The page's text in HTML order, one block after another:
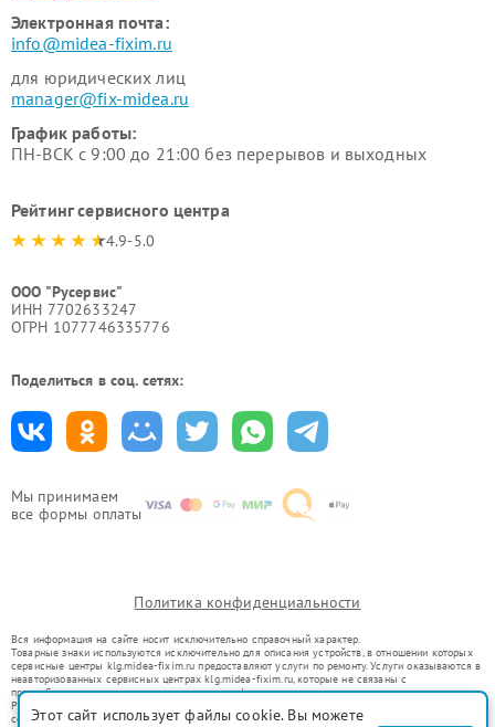
Мы принимаем
все формы оплаты
Электронная почта:
info@midea-fixim.ru
для юридических лиц
manager@fix-midea.ru
График работы:
ПН-ВСК с 9:00 до 21:00 без перерывов и выходных
Рейтинг сервисного центра
4.9-5.0
ООО "Русервис"
ИНН 7702633247
ОГРН 1077746335776
Поделиться в соц. сетях:
Политика конфиденциальности
Вся информация на сайте носит исключительно справочный характер.
Товарные знаки используются исключительно для описания устройств, в отношении которых
сервисные центры klg.midea-fixim.ru предоставляют услуги по ремонту. Услуги оказываются в
неавторизованных сервисных центрах klg.midea-fixim.ru, которые не связаны с
правообладателями товарных знаков или их официальными представителями.
Ремонт осуществляется для устройств, уже введенных в гражданский оборот в соответствии
со статьей 1487 ГК РФ.
Этот сайт использует файлы cookie. Вы можете